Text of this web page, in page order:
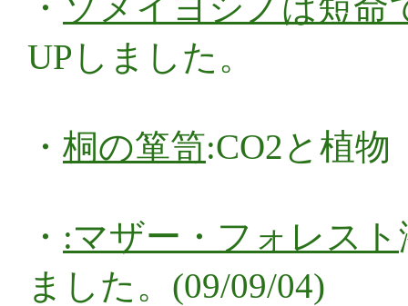
UPしました。
・ 桐の箪笥:CO2と植
・ :マザー・フォレスト
ました。(09/09/04)